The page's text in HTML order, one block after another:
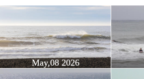
May,08 2026